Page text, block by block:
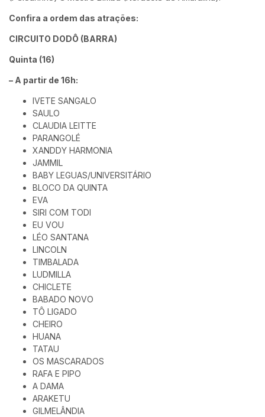
Confira a ordem das atrações:
CIRCUITO DODÔ (BARRA)
Quinta (16)
– A partir de 16h:
IVETE SANGALO
SAULO
CLAUDIA LEITTE
PARANGOLÉ
XANDDY HARMONIA
JAMMIL
BABY LEGUAS/UNIVERSITÁRIO
BLOCO DA QUINTA
EVA
SIRI COM TODI
EU VOU
LÉO SANTANA
LINCOLN
TIMBALADA
LUDMILLA
CHICLETE
BABADO NOVO
TÔ LIGADO
CHEIRO
HUANA
TATAU
OS MASCARADOS
RAFA E PIPO
A DAMA
ARAKETU
GILMELÂNDIA